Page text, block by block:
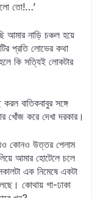
তো!…’
নাড়ি চঞ্চল হয়ে
প্রতি লোভের কথা
কি সত্যিই লোকটার
বাতিকবাবুর সঙ্গে
খোঁজ করে দেখা দরকার।
কোনও উত্তর পেলাম
আমার হোটেলে চলে
এক নিমেষে একটা
কোথায় গা-ঢাকা